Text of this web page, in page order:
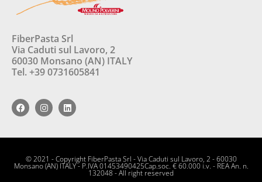
FiberPasta Srl
Via Caduti sul Lavoro, 2
60030 Monsano (AN) ITALY
Tel. +39 0731605841
© 2021 - Copyright FiberPasta Srl - Via Caduti sul Lavoro, 2 - 60030
Monsano (AN) ITALY - P.IVA 01453490425Cap.soc. € 60.000 i.v. - REA An. n.
132048 - All right reserved